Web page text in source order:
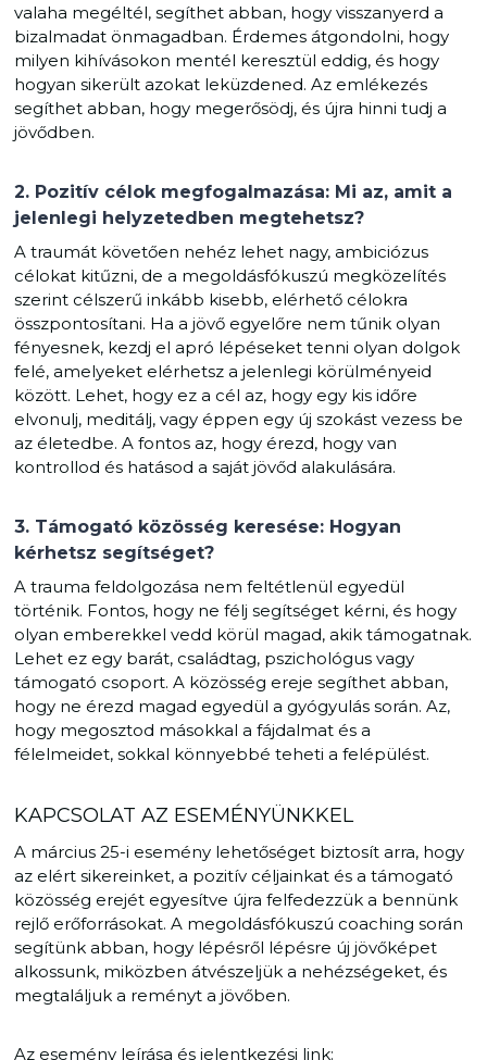
valaha megéltél, segíthet abban, hogy visszanyerd a
bizalmadat önmagadban. Érdemes átgondolni, hogy
milyen kihívásokon mentél keresztül eddig, és hogy
hogyan sikerült azokat leküzdened. Az emlékezés
segíthet abban, hogy megerősödj, és újra hinni tudj a
jövődben.
2. Pozitív célok megfogalmazása: Mi az, amit a
jelenlegi helyzetedben megtehetsz?
A traumát követően nehéz lehet nagy, ambiciózus
célokat kitűzni, de a megoldásfókuszú megközelítés
szerint célszerű inkább kisebb, elérhető célokra
összpontosítani. Ha a jövő egyelőre nem tűnik olyan
fényesnek, kezdj el apró lépéseket tenni olyan dolgok
felé, amelyeket elérhetsz a jelenlegi körülményeid
között. Lehet, hogy ez a cél az, hogy egy kis időre
elvonulj, meditálj, vagy éppen egy új szokást vezess be
az életedbe. A fontos az, hogy érezd, hogy van
kontrollod és hatásod a saját jövőd alakulására.
3. Támogató közösség keresése: Hogyan
kérhetsz segítséget?
A trauma feldolgozása nem feltétlenül egyedül
történik. Fontos, hogy ne félj segítséget kérni, és hogy
olyan emberekkel vedd körül magad, akik támogatnak.
Lehet ez egy barát, családtag, pszichológus vagy
támogató csoport. A közösség ereje segíthet abban,
hogy ne érezd magad egyedül a gyógyulás során. Az,
hogy megosztod másokkal a fájdalmat és a
félelmeidet, sokkal könnyebbé teheti a felépülést.
KAPCSOLAT AZ ESEMÉNYÜNKKEL
A március 25-i esemény lehetőséget biztosít arra, hogy
az elért sikereinket, a pozitív céljainkat és a támogató
közösség erejét egyesítve újra felfedezzük a bennünk
rejlő erőforrásokat. A megoldásfókuszú coaching során
segítünk abban, hogy lépésről lépésre új jövőképet
alkossunk, miközben átvészeljük a nehézségeket, és
megtaláljuk a reményt a jövőben.
Az esemény leírása és jelentkezési link: